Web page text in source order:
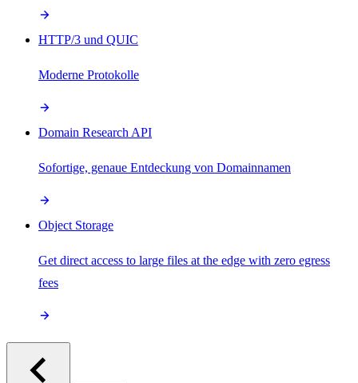
HTTP/3 und QUIC
Moderne Protokolle
Domain Research API
Sofortige, genaue Entdeckung von Domainnamen
Object Storage
Get direct access to large files at the edge with zero egress
fees